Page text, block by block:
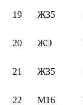
19 Ж35
20 ЖЭ
21 Ж35
22 М16